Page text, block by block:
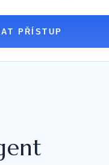
PŘÍSTUP